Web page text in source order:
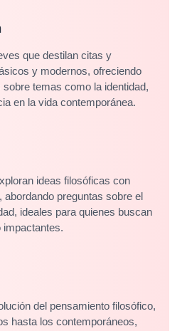
que destilan citas y
y modernos, ofreciendo
temas como la identidad,
en la vida contemporánea.
ideas filosóficas con
abordando preguntas sobre el
ideales para quienes buscan
del pensamiento filosófico,
hasta los contemporáneos,